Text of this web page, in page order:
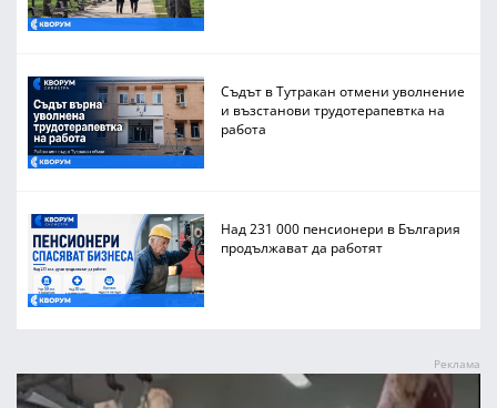
Съдът в Тутракан отмени уволнение
и възстанови трудотерапевтка на
работа
Над 231 000 пенсионери в България
продължават да работят